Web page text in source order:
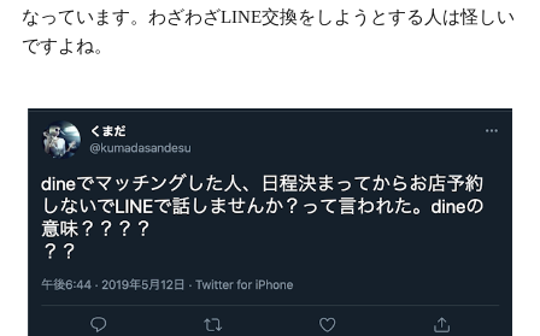
なっています。 わざわざLINE交換をしようとする人は怪しい
ですよね。